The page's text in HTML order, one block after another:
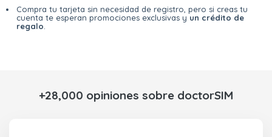
Compra tu tarjeta sin necesidad de registro, pero si creas tu
cuenta te esperan promociones exclusivas y un crédito de
regalo
+28,000 opiniones sobre doctorSIM